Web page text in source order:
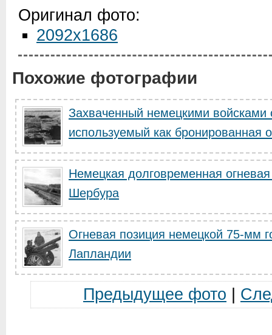
Оригинал фото:
2092x1686
Похожие фотографии
Захваченный немецкими войсками
используемый как бронированная
Немецкая долговременная
Шербура
Огневая позиция немецкой 75-мм
Лапландии
Предыдущее фото